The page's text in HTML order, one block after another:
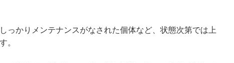
っかりメンテナンスがなされた個体など、状態次第では上
。